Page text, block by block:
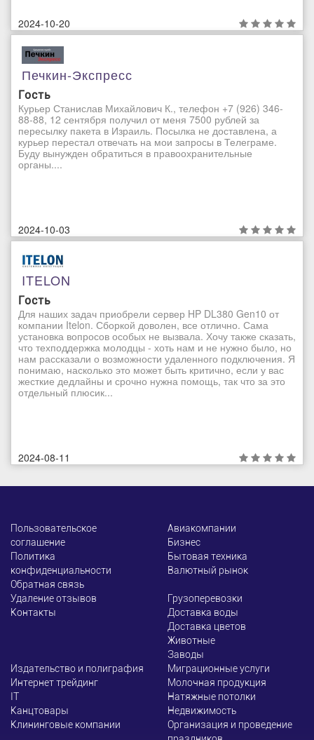
2024-10-20
Печкин-Экспресс
Гость
Курьер Станислав Михайлович К., телефон +7 (926) 346-
88-88, 12 сентября получил от меня 7500 рублей за
пересылку пакета в Израиль. Посылка не доставлена, а
курьер перестал отвечать на мои запросы в Телеграме.
Буду вынужден обратиться в правоохранительные
органы....
2024-10-03
ITELON
Гость
Для наших задач приобрели сервер HP DL380 Gen10 от
компании Itelon. Сборкой доволен, все отлично. Сама
установка вопросов особых не вызвала. Хочу также сказать,
что техподдержка молодцы - хоть нам и не нужно было, но
нам рассказали о возможности удаленного подключения. Я
понимаю, насколько это может быть критично, если у вас
жесткие дедлайны и срочно нужна помощь, так что за это
отдельный плюсик...
2024-08-11
Пользовательское
соглашение
Политика
конфиденциальности
Обратная связь
Удаление отзывов
Контакты
Авиакомпании
Бизнес
Бытовая техника
Валютный рынок
Грузоперевозки
Доставка воды
Доставка цветов
Животные
Заводы
Издательство и полиграфия
Интернет трейдинг
ІТ
Канцтовары
Клининговые компании
Миграционные услуги
Молочная продукция
Натяжные потолки
Недвижимость
Организация и проведение